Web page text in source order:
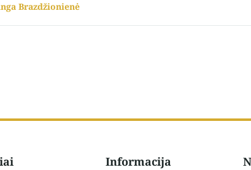
Brazdžionienė
Informacija